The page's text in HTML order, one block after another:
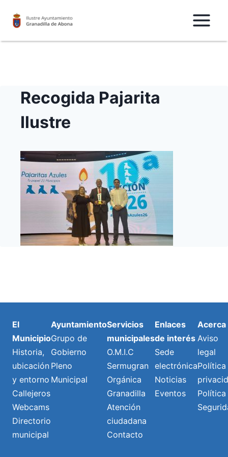
Recogida Pajarita
Ilustre
El
Municipio
Historia,
ubicación
y entorno
Callejeros
Webcams
Directorio
municipal
Ayuntamiento
Grupo de
Gobierno
Pleno
Municipal
Servicios
municipales
O.M.I.C
Sermugran
Orgánica
Granadilla
Atención
ciudadana
Contacto
Enlaces
de interés
Sede
electrónica
Noticias
Eventos
Acerca
Aviso
legal
Política
Política